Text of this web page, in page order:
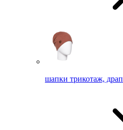
шапки трикотаж, драп